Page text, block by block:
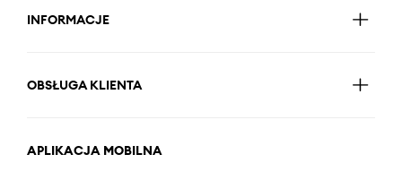
INFORMACJE
OBSŁUGA KLIENTA
APLIKACJA MOBILNA